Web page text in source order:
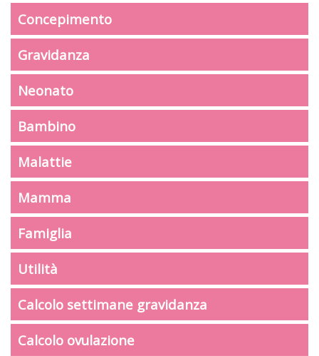
Concepimento
Gravidanza
Neonato
Bambino
Malattie
Mamma
Famiglia
Utilità
Calcolo settimane gravidanza
Calcolo ovulazione